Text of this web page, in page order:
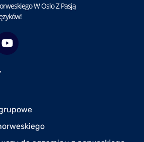
W Oslo Z Pasją
Y
o
u
e